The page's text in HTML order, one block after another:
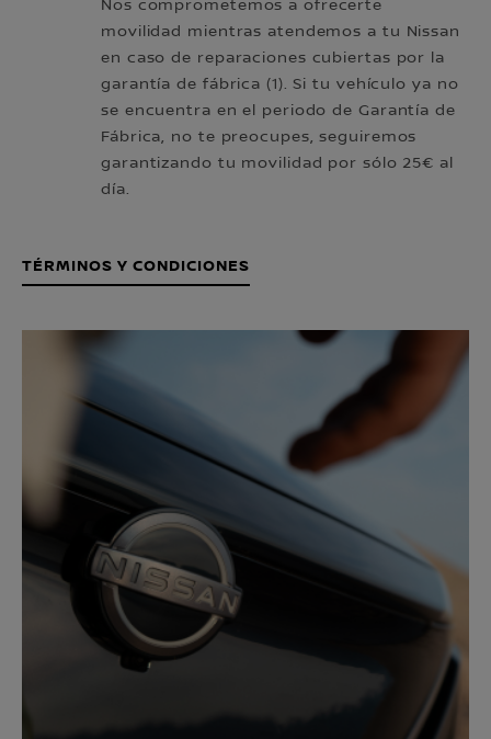
Nos comprometemos a ofrecerte
movilidad mientras atendemos a tu Nissan
en caso de reparaciones cubiertas por la
garantía de fábrica (1). Si tu vehículo ya no
se encuentra en el periodo de Garantía de
Fábrica, no te preocupes, seguiremos
garantizando tu movilidad por sólo 25€ al
día.
TÉRMINOS Y CONDICIONES